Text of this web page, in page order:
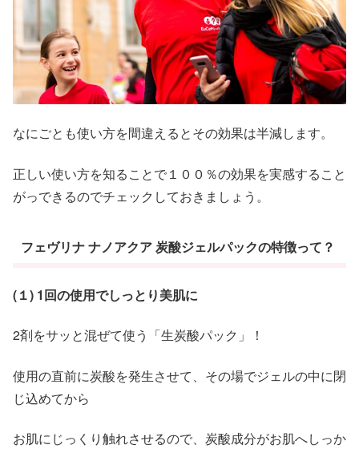
なにごとも使い方を間違えるとその効果は半減します。
正しい使い方を知ることで１００％の効果を実感すること
がっできるのでチェックしておきましょう。
フェヴリナ ナノアクア 炭酸ジェルパックの特徴って？
(１) 1回の使用でしっとり美肌に
2剤をサッと混ぜて使う「生炭酸パック」！
使用の直前に炭酸を発生させて、その場でジェルの中に閉
じ込めてから
お肌にじっくり触れさせるので、炭酸成分がお肌へしっか